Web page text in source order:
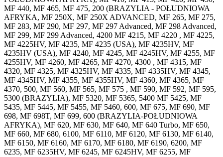
MF 440, MF 465, MF 475, 200 (BRAZYLIA - POŁUDNIOWA
AFRYKA, MF 250X, MF 250X ADVANCED, MF 265, MF 275,
MF 283, MF 290, MF 297, MF 297 Advanced, MF 298 Advanced,
MF 299, MF 299 Advanced, 4200 MF 4215, MF 4220 , MF 4225,
MF 4225HV, MF 4235, MF 4235 (USA), MF 4235HV, MF
4235HV (USA), MF 4240, MF 4245, MF 4245HV, MF 4255, MF
4255HV, MF 4260, MF 4265, MF 4270, 4300 , MF 4315, MF
4320, MF 4325, MF 4325HV, MF 4335, MF 4335HV, MF 4345,
MF 4345HV, MF 4355, MF 4355HV, MF 4360, MF 4365, MF
4370, 500, MF 560, MF 565, MF 575 , MF 590, MF 592, MF 595,
5300 (BRAZYLIA), MF 5320, MF 5365, 5400 MF 5425, MF
5435, MF 5445, MF 5455, MF 5460, 600, MF 675, MF 690, MF
698, MF 698T, MF 699, 600 (BRAZYLIA-POŁUDNIOWA
AFRYKA), MF 620, MF 630, MF 640, MF 640 Turbo, MF 650,
MF 660, MF 680, 6100, MF 6110, MF 6120, MF 6130, MF 6140,
MF 6150, MF 6160, MF 6170, MF 6180, MF 6190, 6200, MF
6235, MF 6235HV, MF 6245, MF 6245HV, MF 6255, MF